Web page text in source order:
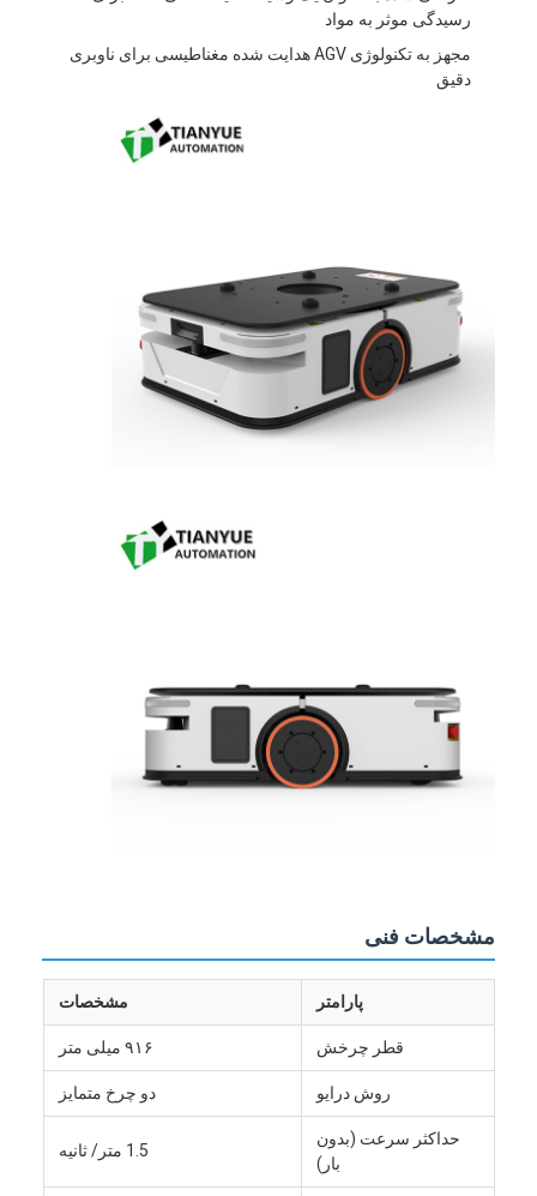
کارخانه تور
کنترل کیفیت
همه موارد
حالا حرف بزن
خودروهای هدایت شده خودکار AGV
رسیدگی موثر به مواد
مجهز به تکنولوژی AGV هدایت شده مغناطیسی برای ناوبری
دقیق
مشخصات فنی
پارامتر مشخصات
قطر چرخش ۹۱۶ میلی متر
روش درایو دو چرخ متمایز
حداکثر سرعت (بدون
بار)
1.5 متر/ ثانیه